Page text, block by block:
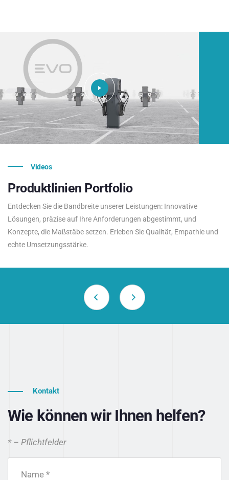
Videos
Produktlinien Portfolio
Entdecken Sie die Bandbreite unserer Leistungen: Innovative
Lösungen, präzise auf Ihre Anforderungen abgestimmt, und
Konzepte, die Maßstäbe setzen. Erleben Sie Qualität, Empathie und
echte Umsetzungsstärke.
Kontakt
Wie können wir Ihnen helfen?
* – Pflichtfelder
Name *